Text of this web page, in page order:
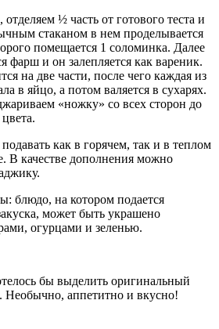
½ часть от готового теста и
стаканом в нем проделывается
помещается 1 соломинка. Далее
фарш и он залепляется как вареник.
на две части, после чего каждая из
в яйцо, а потом валяется в сухарях.
«ножку» со всех сторон до
как в горячем, так и в теплом
В качестве дополнения можно
блюдо, на котором подается
может быть украшено
огурцами и зеленью.
бы выделить оригинальный
. Необычно, аппетитно и вкусно!